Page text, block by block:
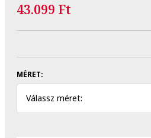
43.099 Ft
MÉRET:
Válassz méret: